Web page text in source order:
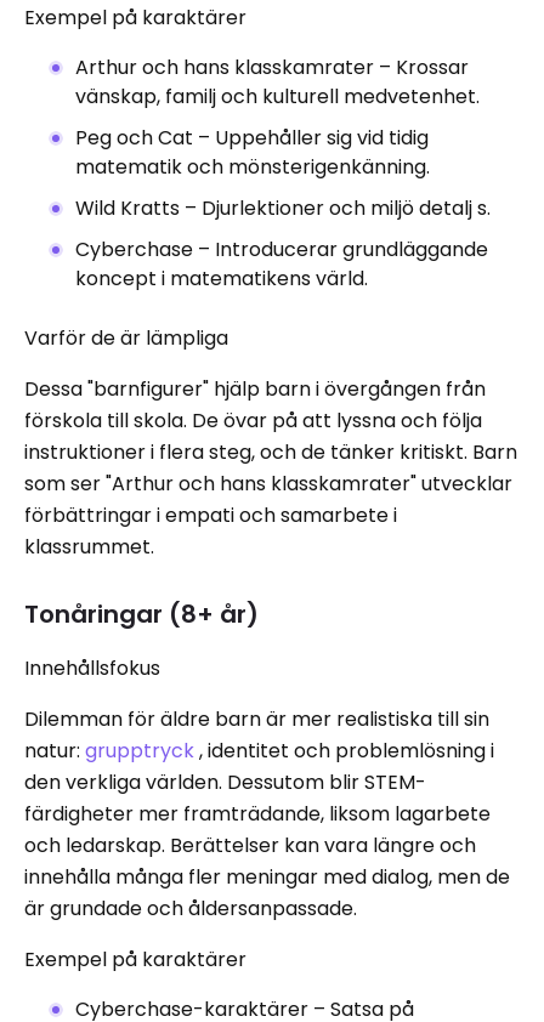
Exempel på karaktärer
Arthur och hans klasskamrater – Krossar
vänskap, familj och kulturell medvetenhet.
Peg och Cat – Uppehåller sig vid tidig
matematik och mönsterigenkänning.
Wild Kratts – Djurlektioner och miljö detalj s.
Cyberchase – Introducerar grundläggande
koncept i matematikens värld.
Varför de är lämpliga
Dessa "barnfigurer" hjälp barn i övergången från
förskola till skola. De övar på att lyssna och följa
instruktioner i flera steg, och de tänker kritiskt. Barn
som ser "Arthur och hans klasskamrater" utvecklar
förbättringar i empati och samarbete i
klassrummet.
Tonåringar (8+ år)
Innehållsfokus
Dilemman för äldre barn är mer realistiska till sin
natur: grupptryck, identitet och problemlösning i
den verkliga världen. Dessutom blir STEM-
färdigheter mer framträdande, liksom lagarbete
och ledarskap. Berättelser kan vara längre och
innehålla många fler meningar med dialog, men de
är grundade och åldersanpassade.
Exempel på karaktärer
Cyberchase-karaktärer – Satsa på